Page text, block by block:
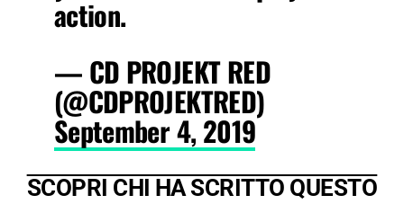
action.
— CD PROJEKT RED
(@CDPROJEKTRED)
September 4, 2019
SCOPRI CHI HA SCRITTO QUESTO